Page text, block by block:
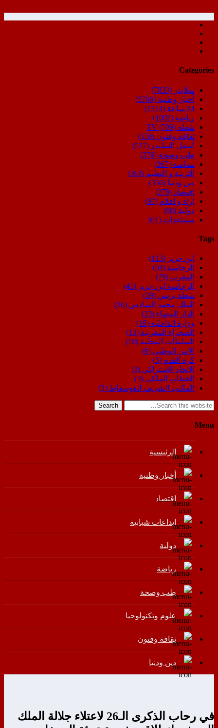
Categories
سلايدر (7833)
أخبار وطنية (5706)
24 ساعة
(1314)
رياضة (1002)
شعلة TV (709)
ثقافة وفنون (578)
أسفل السليدر (527)
طب وصحة (376)
سياسة (367)
التربية و التعليم (363)
دين ودنيا (356)
اقتصاد (278)
اراء و اقلام (97)
دولية (90)
مستجدات (61)
Tags
ابن جرير (113)
الرحامنة (94)
المغرب (79)
الرحامنة ابن جرير (41)
شعلة بريس (39)
الملك محمد السادس (26)
الدار البيضاء (23)
وزارة الداخلية (16)
الصحراء المغربية (13)
السلطات المحلية (10)
الامن الوطني (6)
كرة القدم (5)
الاتحاد الاشتراكي (3)
الخطاب الملكي (3)
المكتب الشريف للفوسفاط (3)
Search
Menu
الرئيسية
أخبار وطنية
اقتصاد
إبداعات شبابية
دولية
رياضة
طب وصحة
علوم وتكنولوجيا
ثقافة وفنون
دين ودنيا
في رحاب الذكرى الـ26 لاعتلاء جلالة الملك